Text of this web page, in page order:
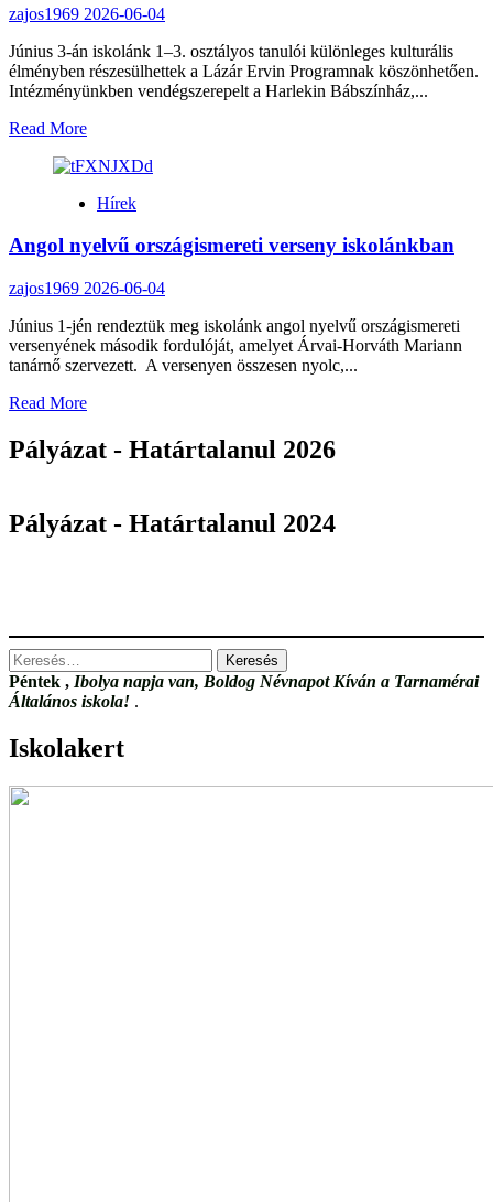
zajos1969 2026-06-04
Június 3-án iskolánk 1–3. osztályos tanulói különleges kulturális
élményben részesülhettek a Lázár Ervin Programnak köszönhetően.
Intézményünkben vendégszerepelt a Harlekin Bábszínház,...
Read MoreRead
about
színházi
a
Ervin
keretében
Hírek
Angol nyelvű országismereti verseny iskolánkban
zajos1969 2026-06-04
Június 1-jén rendeztük meg iskolánk angol nyelvű országismereti
versenyének második fordulóját, amelyet Árvai-Horváth Mariann
tanárnő szervezett. A versenyen összesen nyolc,...
Read MoreRead
about
Angol
verseny
Pályázat - Határtalanul 2026
Pályázat - Határtalanul 2024
Keresés:
Péntek , Ibolya napja van, Boldog Névnapot Kíván a Tarnamérai
Általános iskola! .
Iskolakert